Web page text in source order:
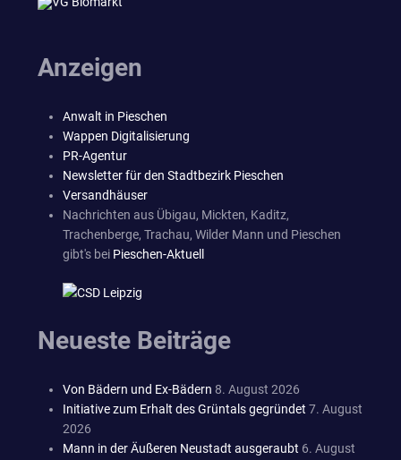
Anzeigen
Anwalt in Pieschen
Wappen Digitalisierung
PR-Agentur
Newsletter für den Stadtbezirk Pieschen
Versandhäuser
Nachrichten aus Übigau, Mickten, Kaditz,
Trachenberge, Trachau, Wilder Mann und Pieschen
gibt's bei Pieschen-Aktuell
Neueste Beiträge
Von Bädern und Ex-Bädern 8. August 2026
Initiative zum Erhalt des Grüntals gegründet 7. August
2026
Mann in der Äußeren Neustadt ausgeraubt 6. August